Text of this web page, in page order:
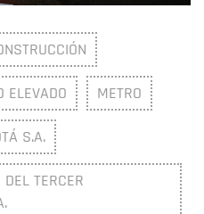
ELEVADO METRO
S.A.
TERCER